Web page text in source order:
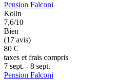
Pension Falconi
Kolin
7,6/10
Bien
(17 avis)
80 €
taxes et frais compris
7 sept. - 8 sept.
Pension Falconi